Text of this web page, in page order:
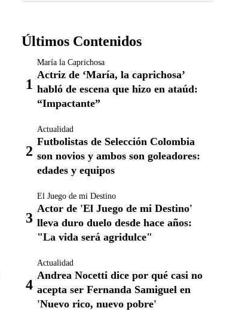
Últimos Contenidos
María la Caprichosa
Actriz de ‘María, la caprichosa’
habló de escena que hizo en ataúd:
“Impactante”
Actualidad
Futbolistas de Selección Colombia
son novios y ambos son goleadores:
edades y equipos
El Juego de mi Destino
Actor de 'El Juego de mi Destino'
lleva duro duelo desde hace años:
"La vida será agridulce"
Actualidad
Andrea Nocetti dice por qué casi no
acepta ser Fernanda Samiguel en
'Nuevo rico, nuevo pobre'